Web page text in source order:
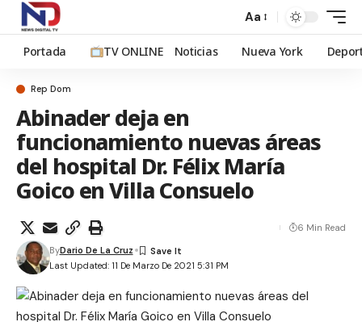
Aa
Portada TV ONLINE Noticias Nueva York
Rep Dom
Abinader deja en
funcionamiento nuevas áreas
del hospital Dr. Félix María
Goico en Villa Consuelo
Last Updated: 11 De Marzo De 2021 5:31 PM
ByDario De La Cruz
6 Min Read